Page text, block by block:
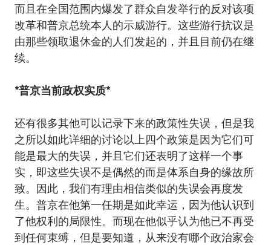
而且在全国范围内爆发了群众自发举行的反对该项
改革和普京总统本人的示威游行。这些游行抗议是
由那些领取退休金的人们发起的，并且目前仍在继
续。
*普京当前政权实质*
还有很多其他可以记录下来的政策性失误，但是我
之所以如此详细的讨论以上四个政策是因为它们可
能是最大的失误，并且它们还表明了这样一个事
实，即这些失误不是偶然的而是体系自身的缘故所
致。因此，我们有理由相信类似的失误会再度发
生。普京在他第一任期是如此幸运，因为他认识到
了他权利的局限性。而现在他似乎认为他已不再受
到任何束缚，但是要知道，从来没有哪个政治家会